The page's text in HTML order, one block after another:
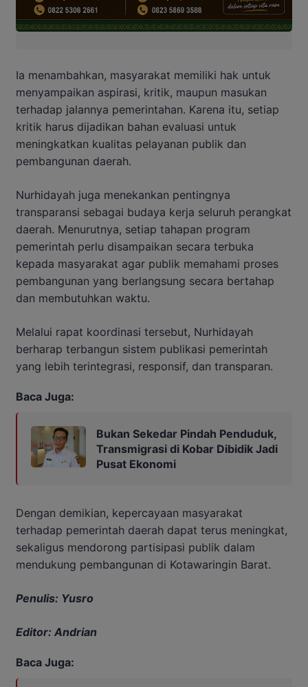
Ia menambahkan, masyarakat memiliki hak untuk
menyampaikan aspirasi, kritik, maupun masukan
terhadap jalannya pemerintahan. Karena itu, setiap
kritik harus dijadikan bahan evaluasi untuk
meningkatkan kualitas pelayanan publik dan
pembangunan daerah.
Nurhidayah juga menekankan pentingnya
transparansi sebagai budaya kerja seluruh perangkat
daerah. Menurutnya, setiap tahapan program
pemerintah perlu disampaikan secara terbuka
kepada masyarakat agar publik memahami proses
pembangunan yang berlangsung secara bertahap
dan membutuhkan waktu.
Melalui rapat koordinasi tersebut, Nurhidayah
berharap terbangun sistem publikasi pemerintah
yang lebih terintegrasi, responsif, dan transparan.
Baca Juga:
Bukan Sekedar Pindah Penduduk,
Transmigrasi di Kobar Dibidik Jadi
Pusat Ekonomi
Dengan demikian, kepercayaan masyarakat
terhadap pemerintah daerah dapat terus meningkat,
sekaligus mendorong partisipasi publik dalam
mendukung pembangunan di Kotawaringin Barat.
Penulis: Yusro
Editor: Andrian
Baca Juga: